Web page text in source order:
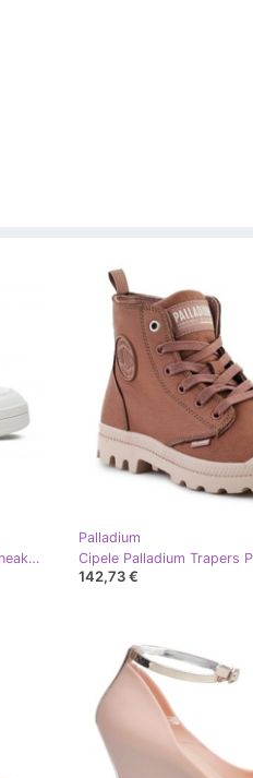
Cipele Tommy Hilfiger Flag Basket Sneaker W FW0FW080810LA bijela
Palladium
142,73 €